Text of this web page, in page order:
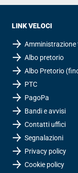
LINK VELOCI
Albo pretorio
Albo Pretorio
PTC
PagoPa
Bandi e avvisi
Contatti uffici
Segnalazioni
Privacy policy
Cookie policy